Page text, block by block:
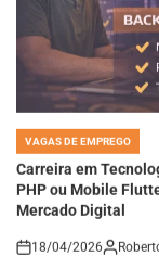
POSTED
INCarreira em
PHP ou Mobile
Mercado Digital